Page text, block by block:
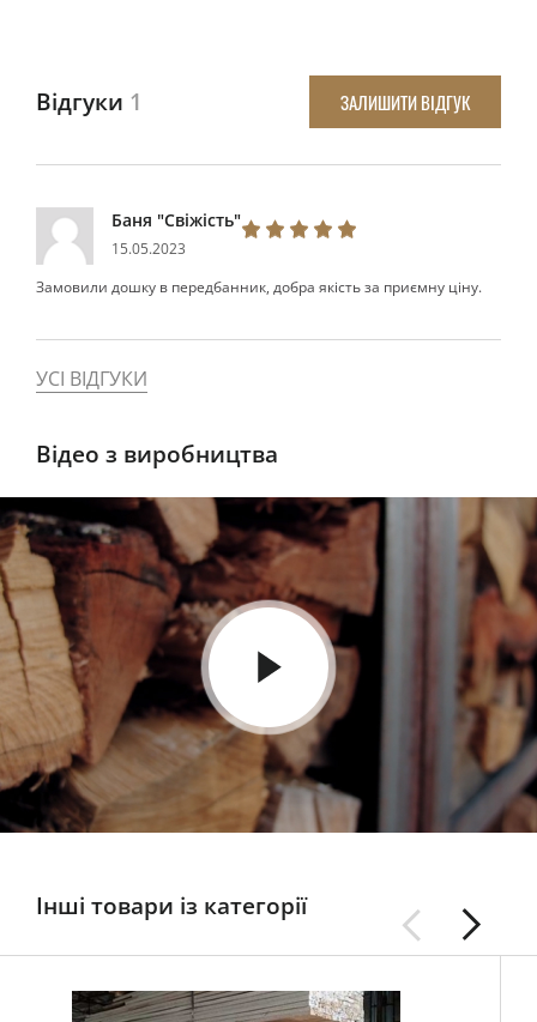
Відгуки 1 ЗАЛИШИТИ ВІДГУК
Баня "Свіжість"
15.05.2023
Замовили дошку в передбанник, добра якість за приємну ціну.
УСІ ВІДГУКИ
Відео з виробництва
Інші товари із категорії